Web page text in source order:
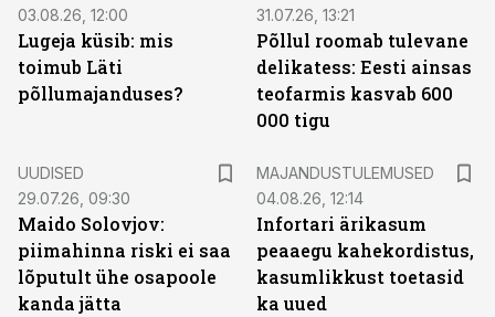
03.08.26, 12:00
Lugeja küsib: mis
toimub Läti
põllumajanduses?
31.07.26, 13:21
Põllul roomab tulevane
delikatess: Eesti ainsas
teofarmis kasvab 600
000 tigu
UUDISED
29.07.26, 09:30
Maido Solovjov:
piimahinna riski ei saa
lõputult ühe osapoole
kanda jätta
MAJANDUSTULEMUSED
04.08.26, 12:14
Infortari ärikasum
peaaegu kahekordistus,
kasumlikkust toetasid
ka uued